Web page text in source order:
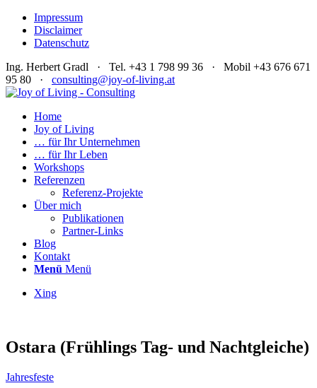
Impressum
Disclaimer
Datenschutz
Ing. Herbert Gradl · Tel. +43 1 798 99 36 · Mobil +43 676 671
95 80 · consulting@joy-of-living.at
Home
Joy of Living
… für Ihr Unternehmen
… für Ihr Leben
Workshops
Referenzen
Referenz-Projekte
Über mich
Publikationen
Partner-Links
Blog
Kontakt
Menü Menü
Xing
Ostara (Frühlings Tag- und Nachtgleiche)
Jahresfeste